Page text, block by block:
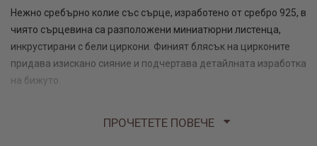
Нежно сребърно колие със сърце, изработено от сребро 925, в
чиято сърцевина са разположени миниатюрни листенца,
инкрустирани с бели циркони. Финият блясък на цирконите
придава изискано сияние и подчертава детайлната изработка
на бижуто.
ПРОЧЕТЕТЕ ПОВЕЧЕ